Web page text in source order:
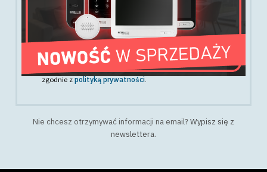
Obiecujemy nie spamować.
Wyrażam zgodę na przetwarzanie danych osobowych z
powyższego formularza w celu otrzymywania newslettera,
zgodnie z polityką prywatności.
Nie chcesz otrzymywać informacji na email?Wypisz się z
newslettera.